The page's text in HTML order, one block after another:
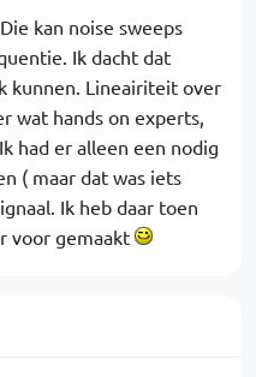
kan noise sweeps
Ik dacht dat
kunnen. Lineairiteit over
wat hands on experts,
had er alleen een nodig
( maar dat was iets
Ik heb daar toen
voor gemaakt